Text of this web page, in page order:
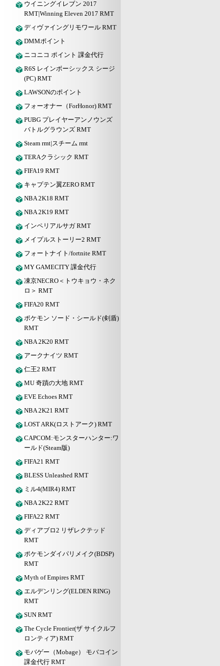
ウイニングイレブン 2017
RMT|Winning Eleven 2017 RMT
ディヴァイングリモワール RMT
DMMポイント
ニコニコ ポイント 課金代行
R6S レインボーシックス シージ
(PC) RMT
LAWSONのポイント
フォーオナー（ForHonor) RMT
PUBG プレイヤーアンノウンズ
バトルグラウンズ RMT
Steam rmt|スチーム rmt
TERAクラシック RMT
FIFA19 RMT
キャプテン翼ZERO RMT
NBA 2K18 RMT
NBA 2K19 RMT
インペリアルサガ RMT
メイプルストーリー2 RMT
フォートナイト/fortnite RMT
MY GAMECITY 課金代行
凍京NECRO＜トウキョウ・ネク
ロ＞ RMT
FIFA20 RMT
ポケモン ソード・シールド(剣盾)
RMT
NBA 2K20 RMT
アークナイツ RMT
仁王2 RMT
MU 奇蹟の大地 RMT
EVE Echoes RMT
NBA 2K21 RMT
LOST ARK(ロストアーク) RMT
CAPCOM:モンスターハンター:ワ
ールド(Steam版)
FIFA21 RMT
BLESS Unleashed RMT
ミル4(MIR4) RMT
NBA 2K22 RMT
FIFA22 RMT
ディアブロ2 リザレクテッド
RMT
ポケモンダイパリメイク(BDSP)
RMT
Myth of Empires RMT
エルデンリング(ELDEN RING)
RMT
SUN RMT
The Cycle Frontier(ザ サイクルフ
ロンティア) RMT
モバゲー（Mobage） モバコイン
課金代行 RMT